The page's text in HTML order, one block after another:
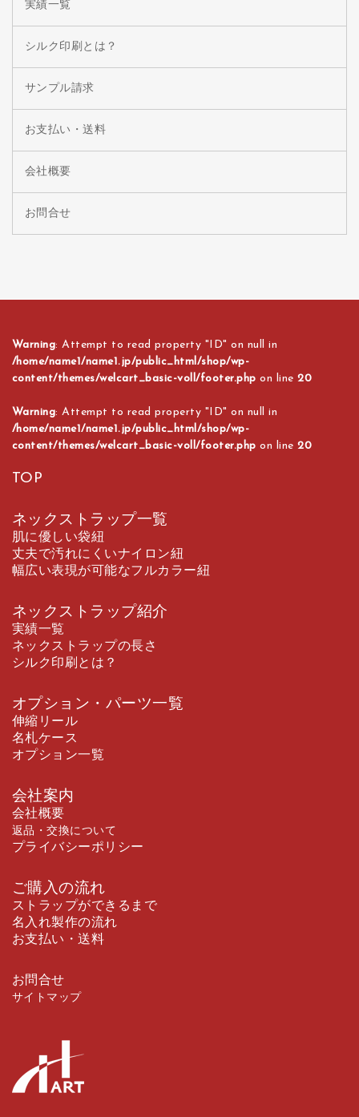
実績一覧
シルク印刷とは？
サンプル請求
お支払い・送料
会社概要
お問合せ
Warning: Attempt to read property "ID" on null in
/home/name1/name1.jp/public_html/shop/wp-
content/themes/welcart_basic-voll/footer.php on line20
Warning: Attempt to read property "ID" on null in
/home/name1/name1.jp/public_html/shop/wp-
content/themes/welcart_basic-voll/footer.php on line20
TOP
ネックストラップ一覧
肌に優しい袋紐
丈夫で汚れにくいナイロン紐
幅広い表現が可能なフルカラー紐
ネックストラップ紹介
実績一覧
ネックストラップの長さ
シルク印刷とは？
オプション・パーツ一覧
伸縮リール
名札ケース
オプション一覧
会社案内
会社概要
返品・交換について
プライバシーポリシー
ご購入の流れ
ストラップができるまで
名入れ製作の流れ
お支払い・送料
お問合せ
サイトマップ